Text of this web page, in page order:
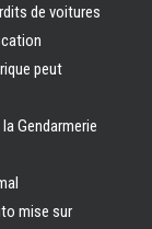
de voitures
peut
Gendarmerie
mise sur